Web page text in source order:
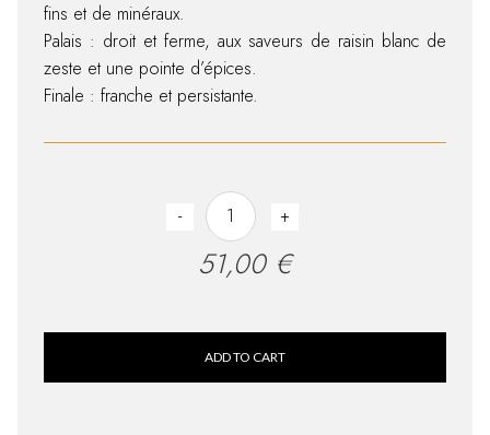
fins et de minéraux.
Palais : droit et ferme, aux saveurs de raisin blanc de
zeste et une pointe d’épices.
Finale : franche et persistante.
Riesling Pomace quantity
- +
51,00 €
ADD TO CART